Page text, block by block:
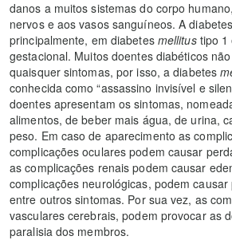
danos a muitos sistemas do corpo
nervos e aos vasos sanguíneos. A diabetes
principalmente, em diabetesmellitustipo 1
gestacional. Muitos doentes diabéticos
quaisquer sintomas, por isso, a diabetes
conhecida como “assassino invisível e
doentes apresentam os sintomas,
alimentos, de beber mais água, de urina,
peso. Em caso de aparecimento as
complicações oculares podem causar
as complicações renais podem causar
complicações neurológicas, podem
entre outros sintomas. Por sua vez, as
vasculares cerebrais, podem provocar as
paralisia dos membros.